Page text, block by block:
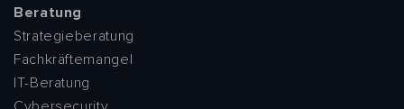
Beratung
Strategieberatung
Fachkräftemangel
IT-Beratung